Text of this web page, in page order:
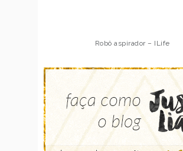
Robô aspirador – ILife